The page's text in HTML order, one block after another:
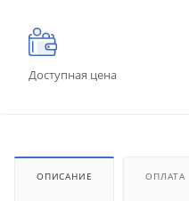
Доступная цена
ОПИСАНИЕ ОПЛАТА